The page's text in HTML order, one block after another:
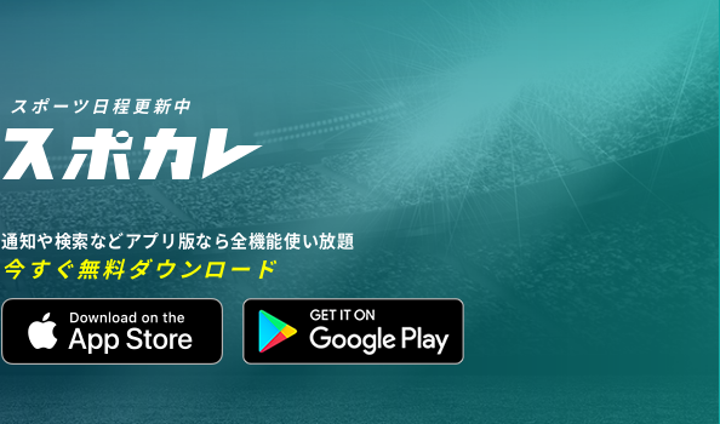
スポーツ日程更新中
通知や検索などアプリ版なら全機能使い放題
今すぐ無料ダウンロード